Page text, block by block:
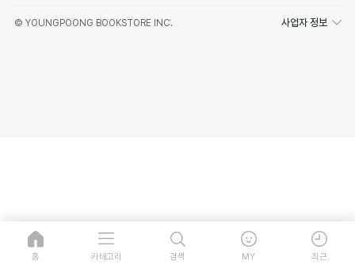
© YOUNGPOONG BOOKSTORE INC. 사업자 정보
홈 카테고리 검색 MY 최근